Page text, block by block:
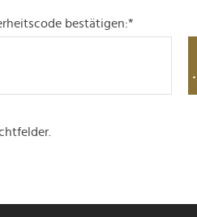
bestätigen:*